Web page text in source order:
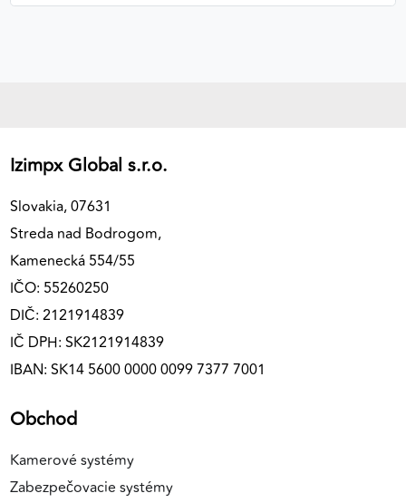
Izimpx Global s.r.o.
Slovakia, 07631
Streda nad Bodrogom,
Kamenecká 554/55
IČO: 55260250
DIČ: 2121914839
IČ DPH: SK2121914839
IBAN: SK14 5600 0000 0099 7377 7001
Obchod
Kamerové systémy
Zabezpečovacie systémy